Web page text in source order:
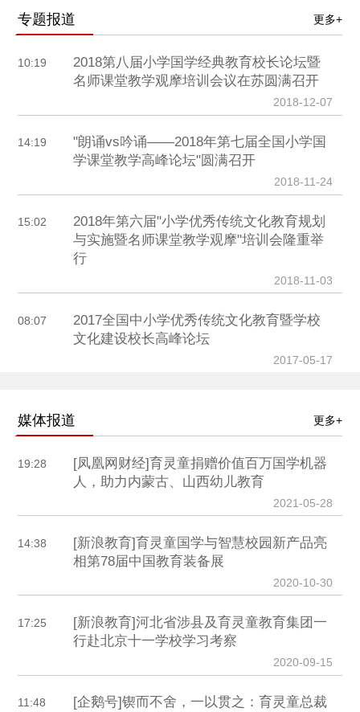
专题报道 更多+
10:19
2018第八届小学国学经典教育校长论坛暨
名师课堂教学观摩培训会议在苏圆满召开
2018-12-07
14:19
"朗诵vs吟诵——2018年第七届全国小学国
学课堂教学高峰论坛"圆满召开
2018-11-24
15:02
2018年第六届"小学优秀传统文化教育规划
与实施暨名师课堂教学观摩"培训会隆重举
行
2018-11-03
08:07
2017全国中小学优秀传统文化教育暨学校
文化建设校长高峰论坛
2017-05-17
媒体报道 更多+
19:28
[凤凰网财经]育灵童捐赠价值百万国学机器
人，助力内蒙古、山西幼儿教育
2021-05-28
14:38
[新浪教育]育灵童国学与智慧校园新产品亮
相第78届中国教育装备展
2020-10-30
17:25
[新浪教育]河北省涉县及育灵童教育集团一
行赴北京十一学校学习考察
2020-09-15
11:48
[企鹅号]锲而不舍，一以贯之：育灵童总裁